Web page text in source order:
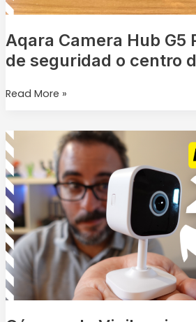
Aqara Camera Hub G5
de seguridad o centro
centro
Read More »
Cámara
de
Vigilancia
por
Menos
de
20
Euros:
¿Sonoff
lo